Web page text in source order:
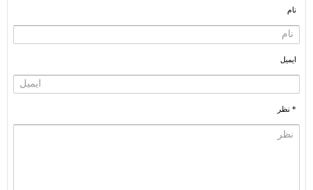
نام
ایمیل
* نظر